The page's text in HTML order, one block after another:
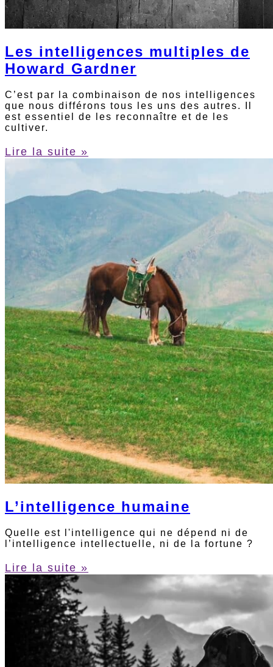
Les intelligences multiples de
Howard Gardner
C’est par la combinaison de nos intelligences
que nous différons tous les uns des autres. Il
est essentiel de les reconnaître et de les
cultiver.
Lire la suite »
L’intelligence humaine
Quelle est l'intelligence qui ne dépend ni de
l’intelligence intellectuelle, ni de la fortune ?
Lire la suite »